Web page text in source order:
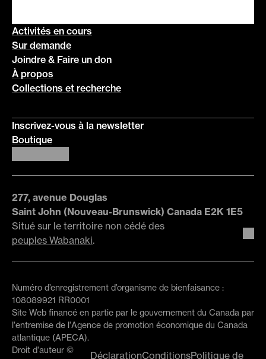
Activités en cours
Sur demande
Joindre & Faire un don
À propos
Collections et recherche
Inscrivez-vous à la newsletter
Boutique
277, avenue Douglas
Saint John (Nouveau-Brunswick) Canada E2K 1E5
Situé sur le territoire non cédé des
peuples Wabanaki.
Numéro d’enregistrement d’organisme de bienfaisance :
108089921 RR0001
Site Web financé en partie par le gouvernement du Canada par
l'entremise de l'Agence de promotion économique du Canada
atlantique (APECA).
Droit d'auteur ©
DéclarationConditionsPolitique de